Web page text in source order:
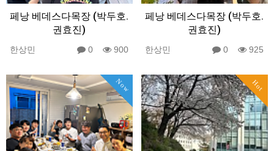
페낭 베데스다목장 (박두호.
권효진)
한상민 0 900
페낭 베데스다목장 (박두호.
권효진)
한상민 0 925
Now Hot